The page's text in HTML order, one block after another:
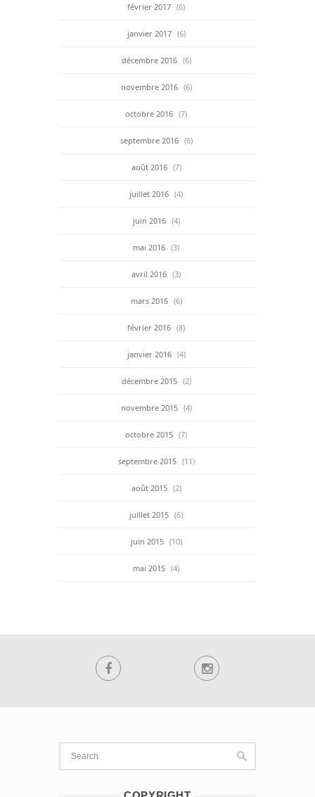
février 2017 (6)
janvier 2017 (6)
décembre 2016 (6)
novembre 2016 (6)
octobre 2016 (7)
septembre 2016 (6)
août 2016 (7)
juillet 2016 (4)
juin 2016 (4)
mai 2016 (3)
avril 2016 (3)
mars 2016 (6)
février 2016 (8)
janvier 2016 (4)
décembre 2015 (2)
novembre 2015 (4)
octobre 2015 (7)
septembre 2015 (11)
août 2015 (2)
juillet 2015 (6)
juin 2015 (10)
mai 2015 (4)